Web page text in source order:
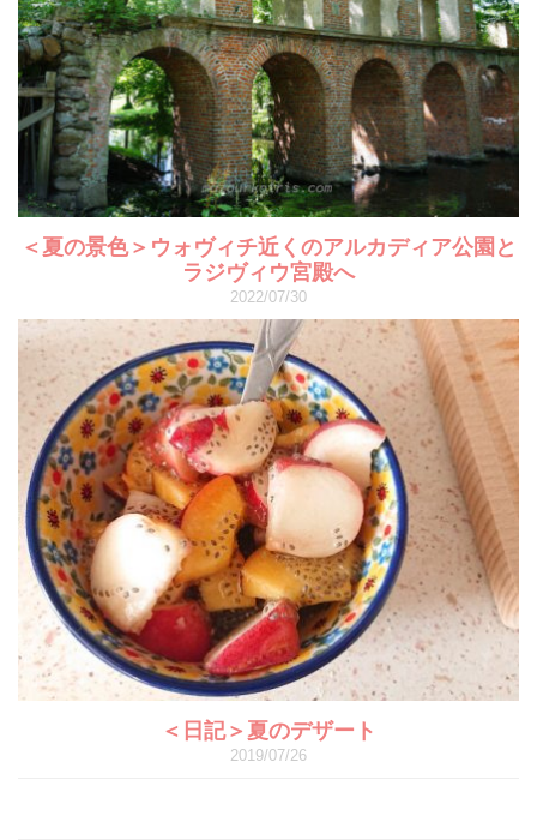
＜夏の景色＞ウォヴィチ近くのアルカディア公園と
ラジヴィウ宮殿へ
2022/07/30
＜日記＞夏のデザート
2019/07/26